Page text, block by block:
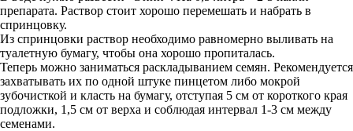
препарата. Раствор стоит хорошо перемешать и набрать в
спринцовку.
Из спринцовки раствор необходимо равномерно выливать на
туалетную бумагу, чтобы она хорошо пропиталась.
Теперь можно заниматься раскладыванием семян. Рекомендуется
захватывать их по одной штуке пинцетом либо мокрой
зубочисткой и класть на бумагу, отступая 5 см от короткого края
подложки, 1,5 см от верха и соблюдая интервал 1-3 см между
семенами.